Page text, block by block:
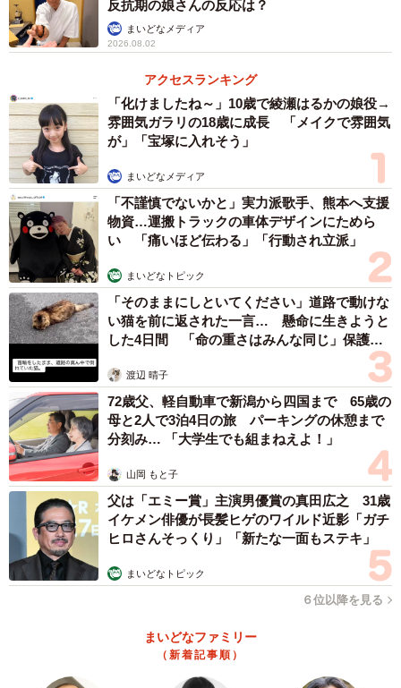
3/3
冷やし中華発祥の地は東京？ 仙台？
一方で、宮城県仙台市を発祥の地とする説もある。
1937（昭和12）年に仙台市で営業する中華料理店が、暑い
夏でも来店客を減らさないメニューを考えて、試行錯誤の
末に完成させたという。このお店も営業を続けているよう
だが、連絡がつかず、真偽を確認することは叶わなかっ
た。
ちなみに関西では、冷たい麺料理を総じて「冷麺（れいめ
ん）」と呼ぶ。だから冷やし中華も冷麺だ。東京の冷やし
中華は麺皿に盛りつけられたイメージが強いのに対し、関
西の冷麺はラーメン鉢に入った冷たい汁麺のイメージが強
い。
冷やし中華が全国へ広がったのは、戦後になってからのこ
と。地方ごとに、そしてお店ごとにさまざまな形に変化し
ていった。すべての具材を麺にトッピングしたり、別皿で
添えられていたりして、バリエーションに富んでいる。
今年は、久しぶりに行動制限のない夏。旅に出かけた先で
冷やし中華の違いを楽しんだり、店主に直接「なんで『冷
反抗期の娘さんの反応は？
まいどなメディア
2026.08.02
アクセスランキング
「化けましたね～」10歳で綾瀬はるかの娘役→
雰囲気ガラリの18歳に成長 「メイクで雰囲気
が」「宝塚に入れそう」
まいどなメディア
「不謹慎でないかと」実力派歌手、熊本へ支援
物資…運搬トラックの車体デザインにためら
い 「痛いほど伝わる」「行動され立派」
まいどなトピック
「そのままにしといてください」道路で動けな
い猫を前に返された一言… 懸命に生きようと
した4日間 「命の重さはみんな同じ」保護団
渡辺 晴子
72歳父、軽自動車で新潟から四国まで 65歳の
母と2人で3泊4日の旅 パーキングの休憩まで
分刻み… 「大学生でも組まねえよ！」
山岡 もと子
父は「エミー賞」主演男優賞の真田広之 31歳
イケメン俳優が長髪ヒゲのワイルド近影「ガチ
ヒロさんそっくり」「新たな一面もステキ」
まいどなトピック
６位以降を見る
まいどなファミリー
（新着記事順）